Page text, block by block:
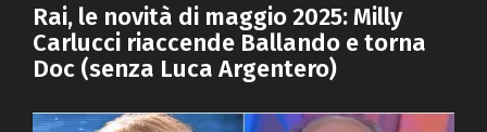
Rai, le novità di maggio 2025: Milly
Carlucci riaccende Ballando e torna
Doc (senza Luca Argentero)